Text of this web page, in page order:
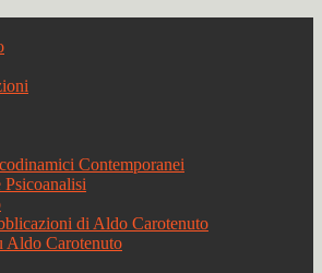
Contemporanei
di Aldo Carotenuto
Aldo Carotenuto